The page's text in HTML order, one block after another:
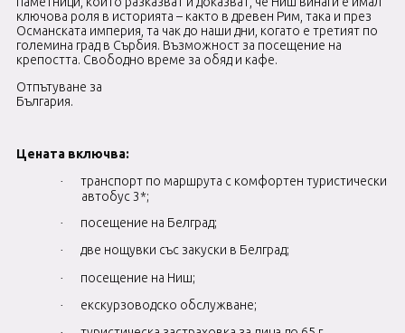
ключова роля в историята – както в древен Рим, така и през
Османската империя, та чак до наши дни, когато е третият по
големина град в Сърбия. Възможност за посещение на
крепостта. Свободно време за обяд и кафе.
Отпътуване за
България.
Цената включва:
·
транспорт по маршрута с комфортен туристически
автобус 3*;
· посещение на Белград;
· две нощувки със закуски в Белград;
· посещение на Ниш;
· екскурзоводско обслужване;